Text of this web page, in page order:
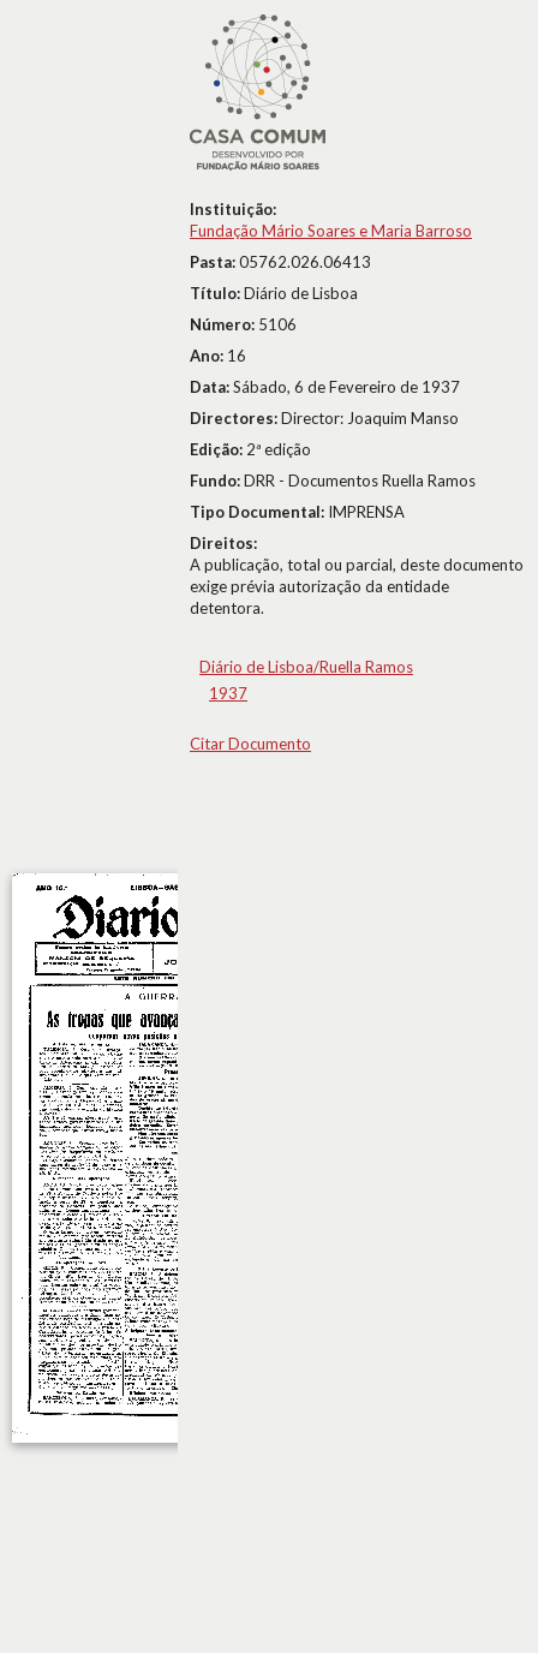
Instituição:
Fundação Mário Soares e Maria Barroso
Pasta:05762.026.06413
Título:Diário de Lisboa
Número: 5106
Ano: 16
Data:Sábado, 6 de Fevereiro de 1937
Directores:Director: Joaquim Manso
Edição: 2ª edição
Fundo:DRR - Documentos Ruella Ramos
Tipo Documental: IMPRENSA
Direitos:
A publicação, total ou parcial, deste documento
exige prévia autorização da entidade
detentora.
Diário de Lisboa/Ruella Ramos
1937
Citar Documento